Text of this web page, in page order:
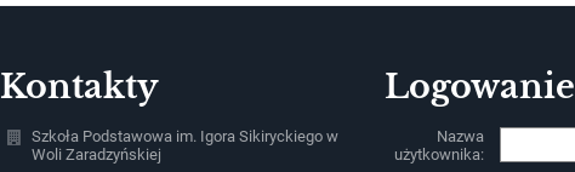
Kontakty
Szkoła Podstawowa im. Igora Sikiryckiego w
Woli Zaradzyńskiej
Logowanie
Nazwa
użytkownika: